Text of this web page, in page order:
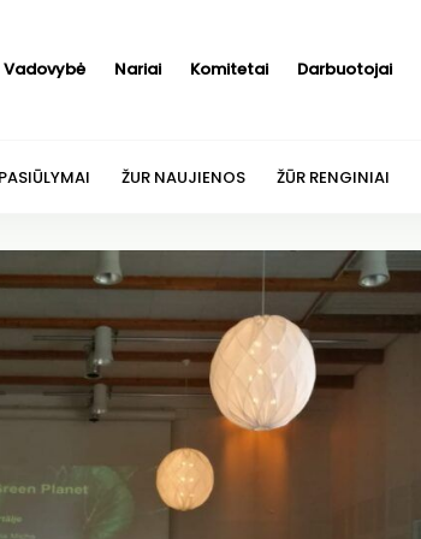
Vadovybė Nariai Komitetai Darbuotojai
ŽUR NAUJIENOS ŽŪR RENGINIAI